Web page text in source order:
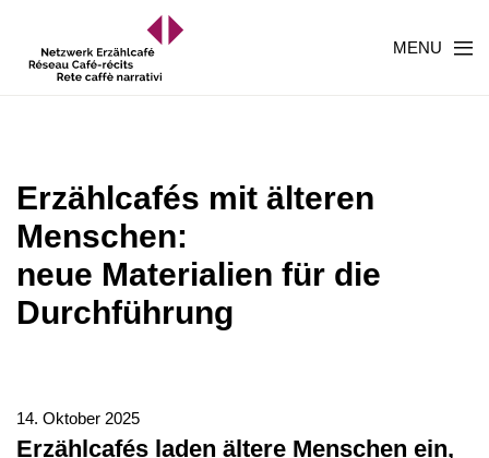
MENU
Erzählcafés mit älteren
Menschen:
neue Materialien für die
Durchführung
14. Oktober 2025
Erzählcafés laden ältere Menschen ein,